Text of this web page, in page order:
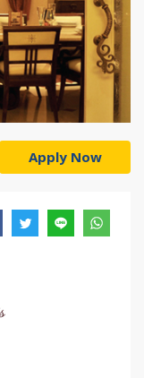
Apply Now